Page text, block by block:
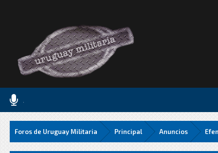
.
Foros de Uruguay Militaria Principal Anuncios